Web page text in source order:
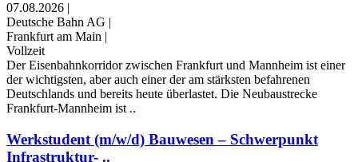
07.08.2026 |
Deutsche Bahn AG |
Frankfurt am Main |
Vollzeit
Der Eisenbahnkorridor zwischen Frankfurt und Mannheim ist einer
der wichtigsten, aber auch einer der am stärksten befahrenen
Deutschlands und bereits heute überlastet. Die Neubaustrecke
Frankfurt-Mannheim ist ..
Werkstudent (m/w/d) Bauwesen – Schwerpunkt
Infrastruktur- ..